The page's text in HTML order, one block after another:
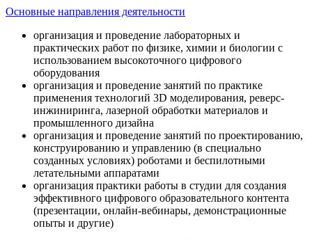
Основные направления деятельности
организация и проведение лабораторных и
практических работ по физике, химии и биологии с
использованием высокоточного цифрового
оборудования
организация и проведение занятий по практике
применения технологий 3D моделирования, реверс-
инжиниринга, лазерной обработки материалов и
промышленного дизайна
организация и проведение занятий по проектированию,
конструированию и управлению (в специально
созданных условиях) роботами и беспилотными
летательными аппаратами
организация практики работы в студии для создания
эффективного цифрового образовательного контента
(презентации, онлайн-вебинары, демонстрационные
опыты и другие)